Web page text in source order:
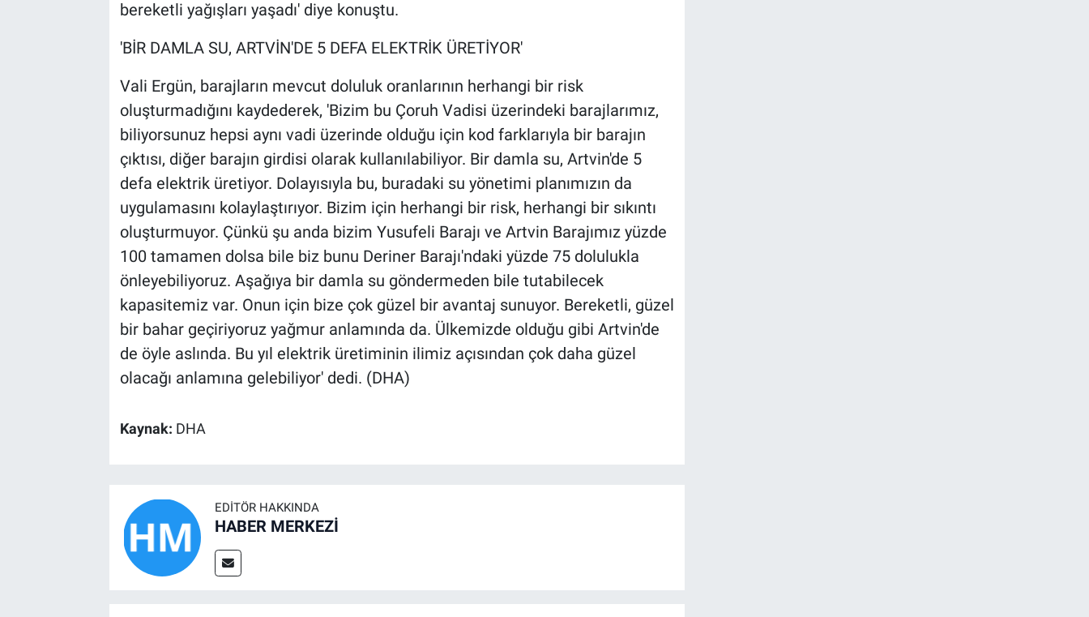
bereketli yağışları yaşadı' diye konuştu.
'BİR DAMLA SU, ARTVİN'DE 5 DEFA ELEKTRİK ÜRETİYOR'
Vali Ergün, barajların mevcut doluluk oranlarının herhangi bir risk
oluşturmadığını kaydederek, 'Bizim bu Çoruh Vadisi üzerindeki barajlarımız,
biliyorsunuz hepsi aynı vadi üzerinde olduğu için kod farklarıyla bir barajın
çıktısı, diğer barajın girdisi olarak kullanılabiliyor. Bir damla su, Artvin'de 5
defa elektrik üretiyor. Dolayısıyla bu, buradaki su yönetimi planımızın da
uygulamasını kolaylaştırıyor. Bizim için herhangi bir risk, herhangi bir sıkıntı
oluşturmuyor. Çünkü şu anda bizim Yusufeli Barajı ve Artvin Barajımız yüzde
100 tamamen dolsa bile biz bunu Deriner Barajı'ndaki yüzde 75 dolulukla
önleyebiliyoruz. Aşağıya bir damla su göndermeden bile tutabilecek
kapasitemiz var. Onun için bize çok güzel bir avantaj sunuyor. Bereketli, güzel
bir bahar geçiriyoruz yağmur anlamında da. Ülkemizde olduğu gibi Artvin'de
de öyle aslında. Bu yıl elektrik üretiminin ilimiz açısından çok daha güzel
olacağı anlamına gelebiliyor' dedi. (DHA)
Kaynak: DHA
EDITÖR HAKKINDA
HABER MERKEZİ